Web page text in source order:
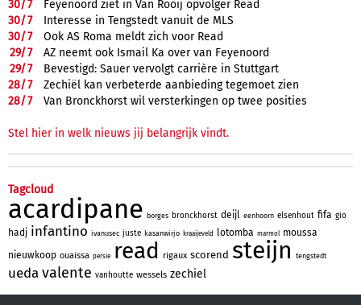
30/7
Feyenoord ziet in Van Rooij opvolger Read
30/7
Interesse in Tengstedt vanuit de MLS
30/7
Ook AS Roma meldt zich voor Read
29/7
AZ neemt ook Ismail Ka over van Feyenoord
29/7
Bevestigd: Sauer vervolgt carrière in Stuttgart
28/7
Zechiël kan verbeterde aanbieding tegemoet zien
28/7 Van Bronckhorst wil versterkingen op twee posities
Stel hier in welk nieuws jij belangrijk vindt.
Tagcloud
acardipane borges bronckhorst deijl eenhoorn elsenhout fifa gio
hadj infantino ivanusec juste kasanwirjo kraaijeveld lotomba marmol moussa
nieuwkoop ouaissa persie read rigaux scorend steijn tengstedt
uedavalente vanhoutte wessels zechiel